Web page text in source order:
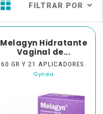
FILTRAR POR
Melagyn Hidratante
Vaginal de...
60 GR Y 21 APLICADORES.
Gynea